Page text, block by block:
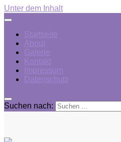
Unter dem Inhalt
Startseite
About
Galerie
Kontakt
Impressum
Datenschutz
Suchen nach: